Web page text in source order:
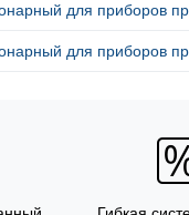
для приборов
для приборов